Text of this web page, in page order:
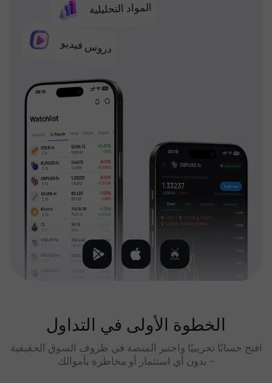
المواد التحليلية
دروس فيديو
الخطوة الأولى في التداول
افتح حسابًا تجريبيًا واختبر المنصة في ظروف السوق الحقيقية
- بدون أي استثمار أو مخاطرة بأموالك